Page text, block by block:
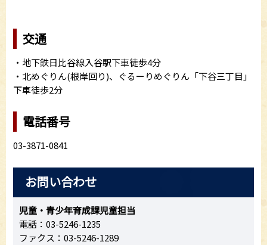
交通
・地下鉄日比谷線入谷駅下車徒歩4分
・北めぐりん(根岸回り)、ぐるーりめぐりん「下谷三丁目」
下車徒歩2分
電話番号
03-3871-0841
お問い合わせ
児童・青少年育成課児童担当
電話：03-5246-1235
ファクス：03-5246-1289